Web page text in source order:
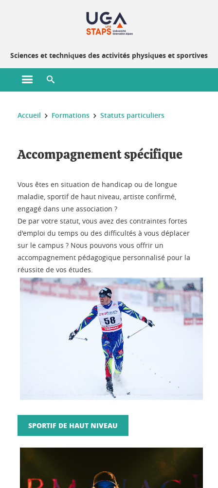
Sciences et techniques des activités physiques et sportives
Ouvrir le menu principal
Vous êtes ici :
Accueil Formations Statuts particuliers
Accompagnement spécifique
Vous êtes en situation de handicap ou de longue
maladie, sportif de haut niveau, artiste confirmé,
engagé dans une association ?
De par votre statut, vous avez des contraintes fortes
d'emploi du temps ou des difficultés à vous déplacer
sur le campus ? Nous pouvons vous offrir un
accompagnement pédagogique personnalisé pour la
réussite de vos études.
SPORTIF DE HAUT NIVEAU